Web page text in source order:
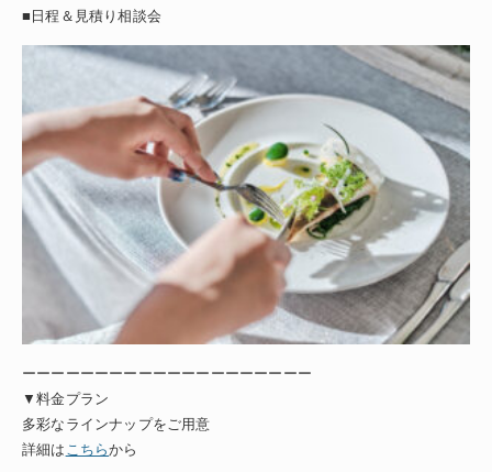
■日程＆見積り相談会
ーーーーーーーーーーーーーーーーーーーー
▼料金プラン
多彩なラインナップをご用意
詳細は こちらから